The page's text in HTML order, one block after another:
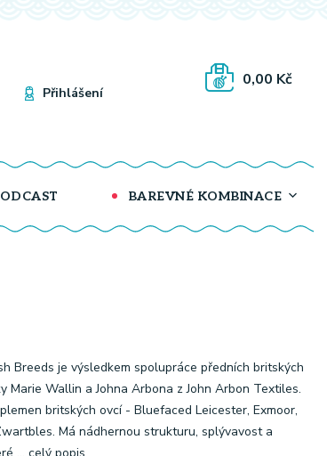
BAREVNÉ KOMBINACE
Přihlášení
0,00 Kč
Breeds je výsledkem spolupráce předních britských
Marie Wallin a Johna Arbona z John Arbon Textiles.
britských ovcí - Bluefaced Leicester, Exmoor,
Má nádhernou strukturu, splývavost a